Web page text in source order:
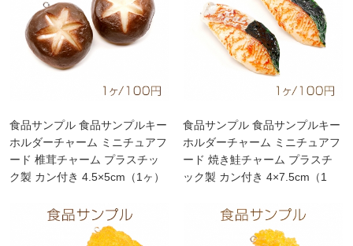
食品サンプル 食品サンプルキー
ホルダーチャーム ミニチュアフ
ード 椎茸チャーム プラスチッ
ク製 カン付き 4.5×5cm（1ヶ）
食品サンプル 食品サンプルキー
ホルダーチャーム ミニチュアフ
ード 焼き鮭チャーム プラスチ
ック製 カン付き 4×7.5cm（1